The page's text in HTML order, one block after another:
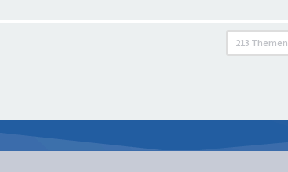
213 Themen